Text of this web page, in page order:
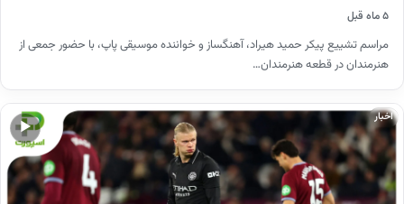
۵ ماه قبل
مراسم تشییع پیکر حمید هیراد، آهنگساز و خواننده موسیقی پاپ، با حضور جمعی از
هنرمندان در قطعه هنرمندان…
▶
اخبار